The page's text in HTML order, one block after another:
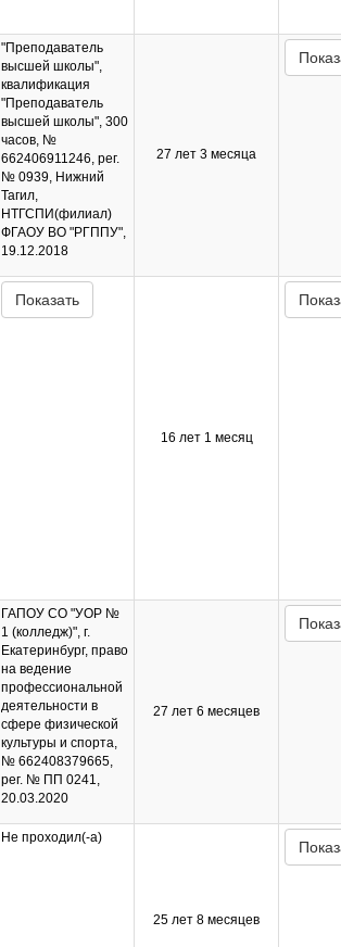
"Преподаватель
высшей школы",
квалификация
"Преподаватель
высшей школы", 300
часов, №
662406911246, рег.
№ 0939, Нижний
Тагил,
НТГСПИ(филиал)
ФГАОУ ВО "РГППУ",
19.12.2018
27 лет 3 месяца
Показать
16 лет 1 месяц
ГАПОУ СО "УОР №
1 (колледж)", г.
Екатеринбург, право
на ведение
профессиональной
деятельности в
сфере физической
культуры и спорта,
№ 662408379665,
рег. № ПП 0241,
20.03.2020
27 лет 6 месяцев
Не проходил(-а)
25 лет 8 месяцев